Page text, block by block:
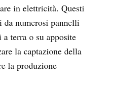
in elettricità. Questi
numerosi pannelli
terra o su apposite
la captazione della
la produzione